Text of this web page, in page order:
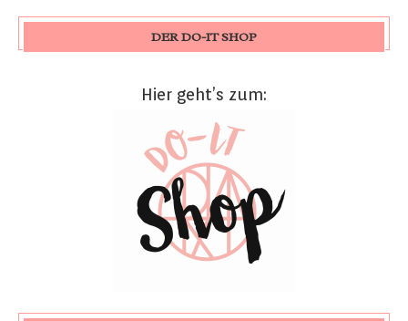
DER DO-IT SHOP
Hier geht’s zum: